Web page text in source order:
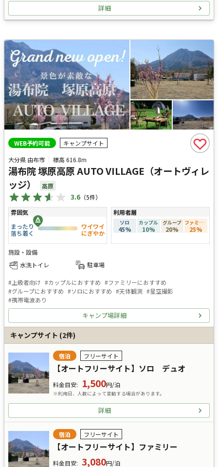
詳細
WEB予約可能
キャンプサイト
大分県 由布市
標高616.8m
湯布院 塚原高原 AUTO VILLAGE（オートヴィレ
ッジ）
高原
3.6 （5件）
雰囲気
まったり
落ち着く
ワイワイ
にぎやか
利用者層
ソロ
45%
カップル
10%
グループ
20%
ファミリー
25%
施設・設備
水洗トイレ
駐車場
# 上級者向け #カップルにおすすめ #ファミリーにおすすめ
#グループにおすすめ #ソロにおすすめ #天体観測 #星空撮影
#携帯電波あり
キャンプ場詳細
キャンプサイト (2件)
宿泊 フリーサイト
【オートフリーサイト】ソロ デュオ
料金目安: 1,500円/泊
※利用日、人数によって変動する場合があります。
詳細
宿泊 フリーサイト
【オートフリーサイト】ファミリー
料金目安: 3,080円/泊